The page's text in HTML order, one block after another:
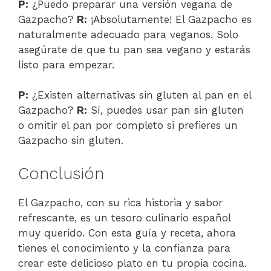
P: ¿Puedo preparar una versión vegana de
Gazpacho? R: ¡Absolutamente! El Gazpacho es
naturalmente adecuado para veganos. Solo
asegúrate de que tu pan sea vegano y estarás
listo para empezar.
P: ¿Existen alternativas sin gluten al pan en el
Gazpacho? R: Sí, puedes usar pan sin gluten
o omitir el pan por completo si prefieres un
Gazpacho sin gluten.
Conclusión
El Gazpacho, con su rica historia y sabor
refrescante, es un tesoro culinario español
muy querido. Con esta guía y receta, ahora
tienes el conocimiento y la confianza para
crear este delicioso plato en tu propia cocina.